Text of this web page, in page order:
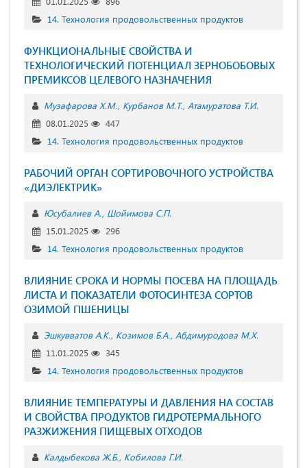
14. Технология продовольственных продуктов
ФУНКЦИОНАЛЬНЫЕ СВОЙСТВА И
ТЕХНОЛОГИЧЕСКИЙ ПОТЕНЦИАЛ ЗЕРНОБОБОВЫХ
ПРЕМИКСОВ ЦЕЛЕВОГО НАЗНАЧЕНИЯ
Музафарова Х.М. Курбанов М.Т. Атамуратова Т.И.
08.01.2025
447
14. Технология продовольственных продуктов
РАБОЧИЙ ОРГАН СОРТИРОВОЧНОГО УСТРОЙСТВА
«ДИЭЛЕКТРИК»
Юсубалиев А. Шойимова С.П.
15.01.2025
296
14. Технология продовольственных продуктов
ВЛИЯНИЕ СРОКА И НОРМЫ ПОСЕВА НА ПЛОЩАДЬ
ЛИСТА И ПОКАЗАТЕЛИ ФОТОСИНТЕЗА СОРТОВ
ОЗИМОЙ ПШЕНИЦЫ
Эшкувватов А.К. Козимов Б.А. Абдимуродова М.Х.
11.01.2025
345
14. Технология продовольственных продуктов
ВЛИЯНИЕ ТЕМПЕРАТУРЫ И ДАВЛЕНИЯ НА СОСТАВ
И СВОЙСТВА ПРОДУКТОВ ГИДРОТЕРМАЛЬНОГО
РАЗЖИЖЕНИЯ ПИЩЕВЫХ ОТХОДОВ
Калдыбекова Ж.Б. Кобилова Г.И.